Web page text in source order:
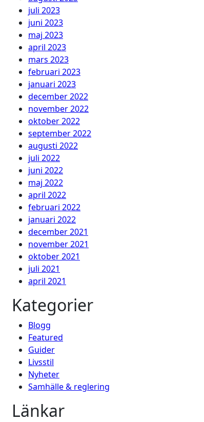
juli 2023
juni 2023
maj 2023
april 2023
mars 2023
februari 2023
januari 2023
december 2022
november 2022
oktober 2022
september 2022
augusti 2022
juli 2022
juni 2022
maj 2022
april 2022
februari 2022
januari 2022
december 2021
november 2021
oktober 2021
juli 2021
april 2021
Kategorier
Blogg
Featured
Guider
Livsstil
Nyheter
Samhälle & reglering
Länkar